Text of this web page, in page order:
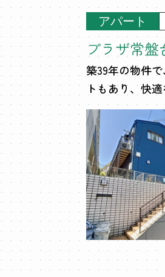
アパート
プラザ常盤
築39年の物件
トもあり、快